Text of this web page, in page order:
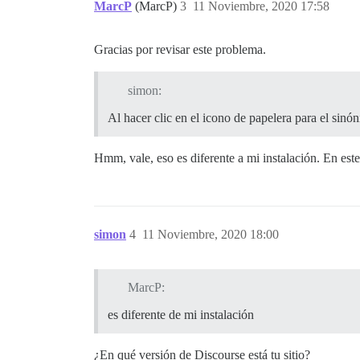
MarcP (MarcP) 11 Noviembre, 2020 17:58
3
Gracias por revisar este problema.
simon:
Al hacer clic en el icono de papelera para el
Hmm, vale, eso es diferente a mi instalación. En
simon 11 Noviembre, 2020 18:00
4
MarcP:
es diferente de mi instalación
¿En qué versión de Discourse está tu sitio?